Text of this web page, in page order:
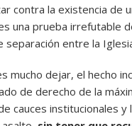
contra la existencia de
una prueba irrefutable
entre la
mucho dejar, el hecho
de derecho de la
cauces institucionales